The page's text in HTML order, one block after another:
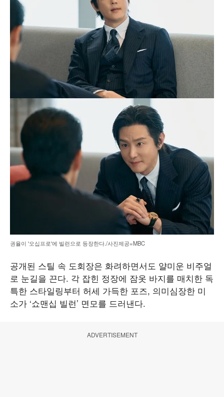
권율이 '오십프로'에 빌런으로 등장한다./사진제공=MBC
공개된 스틸 속 도회장은 화려하면서도 얄미운 비주얼
로 눈길을 끈다. 각 잡힌 정장에 잠옷 바지를 매치한 독
특한 스타일링부터 허세 가득한 포즈, 의미심장한 미
소가 ‘쇼맨십 빌런’ 면모를 드러낸다.
ADVERTISEMENT